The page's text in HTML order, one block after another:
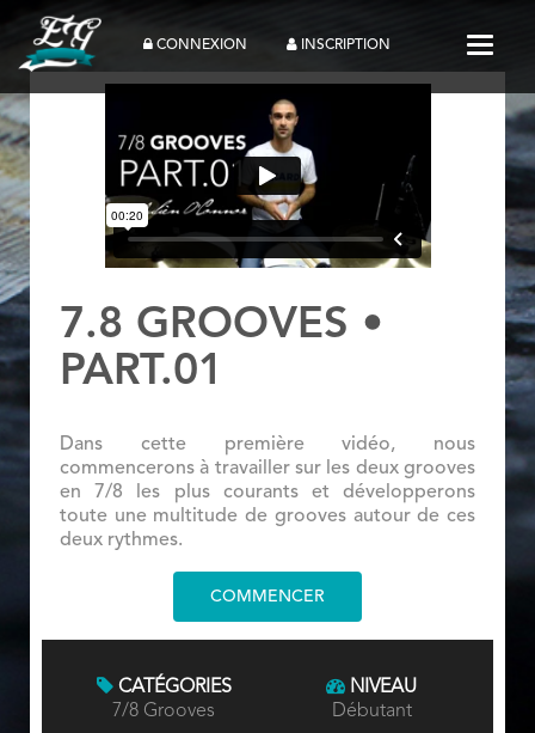
CONNEXION INSCRIPTION
7.8 GROOVES •
PART.01
Dans cette première vidéo, nous
commencerons à travailler sur les deux grooves
en 7/8 les plus courants et développerons
toute une multitude de grooves autour de ces
deux rythmes.
COMMENCER
CATÉGORIES
7/8 Grooves
NIVEAU
Débutant